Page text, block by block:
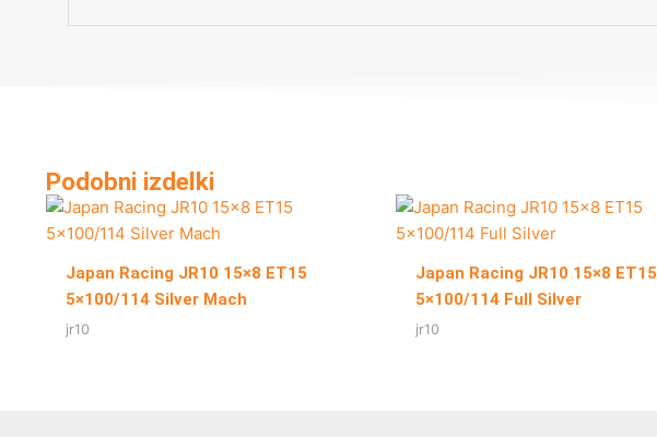
Podobni izdelki
Japan Racing JR10 15×8 ET15
5×100/114 Silver Mach
jr10
Japan Racing JR10 15×8 ET15
5×100/114 Full Silver
jr10